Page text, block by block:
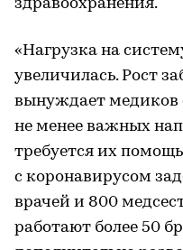
здравоохранения.
«Нагрузка на
увеличилась. Рост
вынуждает медиков
не менее важных
требуется их
с коронавирусом
врачей и 800
работают более 50